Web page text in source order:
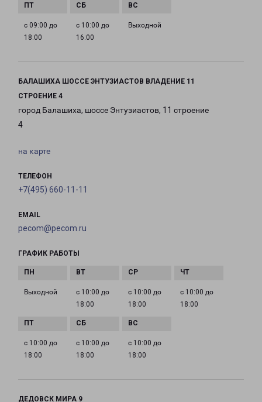
с 09:00 до
18:00
с 10:00 до
16:00
Выходной
БАЛАШИХА ШОССЕ ЭНТУЗИАСТОВ ВЛАДЕНИЕ 11
СТРОЕНИЕ 4
город Балашиха, шоссе Энтузиастов, 11 строение
4
на карте
ТЕЛЕФОН
+7(495) 660-11-11
EMAIL
pecom@pecom.ru
ГРАФИК РАБОТЫ
Выходной
с 10:00 до
18:00
с 10:00 до
18:00
с 10:00 до
18:00
с 10:00 до
18:00
с 10:00 до
18:00
с 10:00 до
18:00
ДЕДОВСК МИРА 9